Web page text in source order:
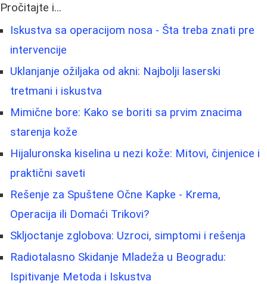
Pročitajte i...
Iskustva sa operacijom nosa - Šta treba znati pre
intervencije
Uklanjanje ožiljaka od akni: Najbolji laserski
tretmani i iskustva
Mimične bore: Kako se boriti sa prvim znacima
starenja kože
Hijaluronska kiselina u nezi kože: Mitovi, činjenice i
praktični saveti
Rešenje za Spuštene Očne Kapke - Krema,
Operacija ili Domaći Trikovi?
Skljoctanje zglobova: Uzroci, simptomi i rešenja
Radiotalasno Skidanje Mladeža u Beogradu:
Ispitivanje Metoda i Iskustva